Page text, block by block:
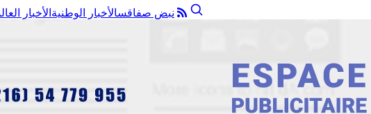
نبض صفاقسالأخبار الوطنية الأخبار